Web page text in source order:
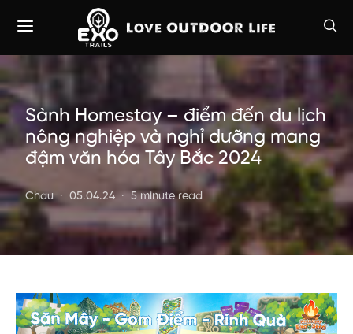
Sành Homestay – điểm đến du lịch
nông nghiệp và nghỉ dưỡng mang
đậm văn hóa Tây Bắc 2024
Chau 05.04.24 5 minute read